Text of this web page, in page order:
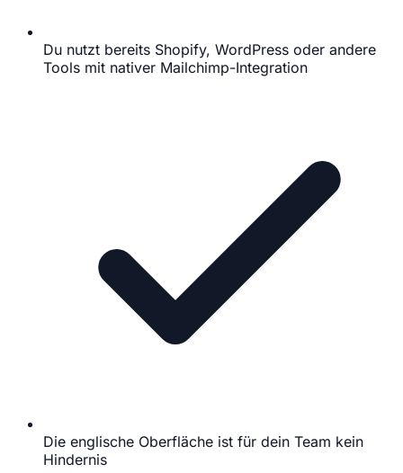
Du nutzt bereits Shopify, WordPress oder andere
Tools mit nativer Mailchimp-Integration
Die englische Oberfläche ist für dein Team kein
Hindernis